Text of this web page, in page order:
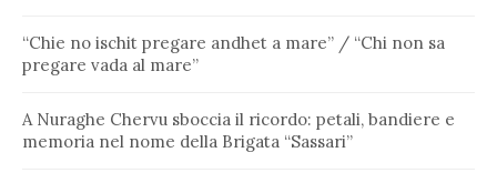
“Chie no ischit pregare andhet a mare” / “Chi non sa
pregare vada al mare”
A Nuraghe Chervu sboccia il ricordo: petali, bandiere e
memoria nel nome della Brigata “Sassari”